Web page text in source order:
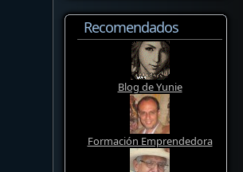
Recomendados
Blog de Yunie
Formación Emprendedora